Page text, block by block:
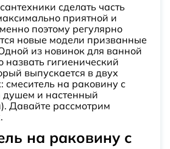
сделать часть
приятной и
поэтому регулярно
новые модели призванные
из новинок для ванной
гигиенический
выпускается в двух
на раковину с
душем и настенный
Давайте рассмотрим
на раковину с